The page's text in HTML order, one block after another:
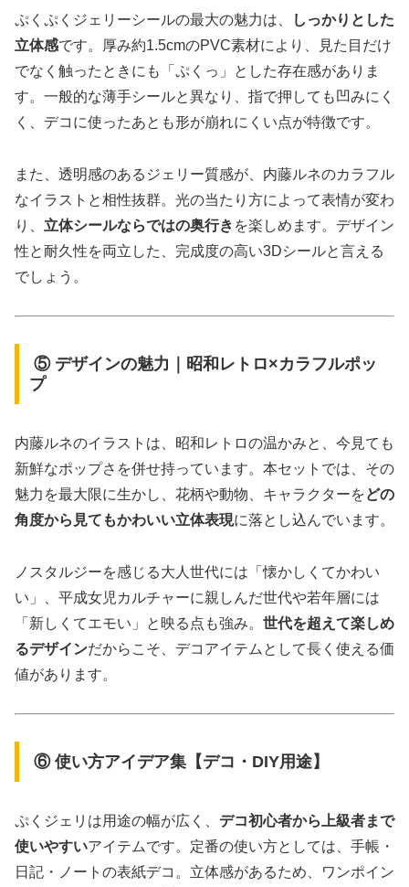
ぷくぷくジェリーシールの最大の魅力は、
しっかりとした
立体感です。厚み約1.5cmのPVC素材により、見た目だけ
でなく触ったときにも「ぷくっ」とした存在感がありま
す。一般的な薄手シールと異なり、指で押しても凹みにく
く、デコに使ったあとも形が崩れにくい点が特徴です。
また、透明感のあるジェリー質感が、内藤ルネのカラフル
なイラストと相性抜群。光の当たり方によって表情が変わ
り、 立体シールならではの奥行き を楽しめます。デザイン
性と耐久性を両立した、完成度の高い3Dシールと言える
でしょう。
⑤ デザインの魅力｜昭和レトロ×カラフルポッ
プ
内藤ルネのイラストは、昭和レトロの温かみと、今見ても
新鮮なポップさを併せ持っています。本セットでは、その
魅力を最大限に生かし、花柄や動物、キャラクターをどの
角度から見てもかわいい立体表現に落とし込んでいます。
ノスタルジーを感じる大人世代には「懐かしくてかわい
い」、平成女児カルチャーに親しんだ世代や若年層には
「新しくてエモい」と映る点も強み。 世代を超えて楽しめ
るデザインだからこそ、デコアイテムとして長く使える価
値があります。
⑥ 使い方アイデア集【デコ・DIY用途】
ぷくジェリは用途の幅が広く、 デコ初心者から上級者まで
使いやすいアイテムです。定番の使い方としては、手帳・
日記・ノートの表紙デコ。立体感があるため、ワンポイン